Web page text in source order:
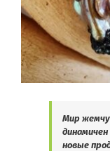
Мир
новые